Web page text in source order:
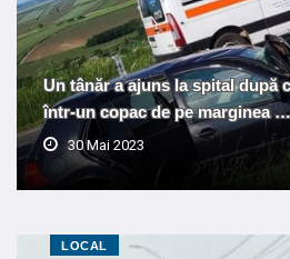
Un tânăr a ajuns la spital după
într-un copac de pe marginea …
30 Mai 2023
LOCAL